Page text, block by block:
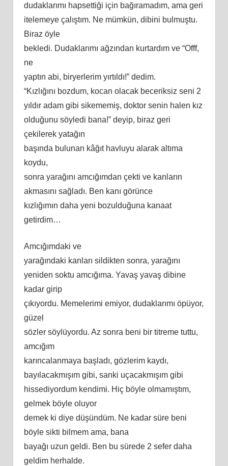
dudaklarımı hapsettiği için bağıramadım, ama geri
itelemeye çalıştım. Ne mümkün, dibini bulmuştu.
Biraz öyle
bekledi. Dudaklarımı ağzından kurtardım ve “Offf,
ne
yaptın abi, biryerlerim yırtıldı!” dedim.
“Kızlığını bozdum, kocan olacak beceriksiz seni 2
yıldır adam gibi sikememiş, doktor senin halen kız
olduğunu söyledi bana!” deyip, biraz geri
çekilerek yatağın
başında bulunan kâğıt havluyu alarak altıma
koydu,
sonra yarağını amcığımdan çekti ve kanların
akmasını sağladı. Ben kanı görünce
kızlığımın daha yeni bozulduğuna kanaat
getirdim…
Amcığımdaki ve
yarağındaki kanları sildikten sonra, yarağını
yeniden soktu amcığıma. Yavaş yavaş dibine
kadar girip
çıkıyordu. Memelerimi emiyor, dudaklarımı öpüyor,
güzel
sözler söylüyordu. Az sonra beni bir titreme tuttu,
amcığım
karıncalanmaya başladı, gözlerim kaydı,
bayılacakmışım gibi, sanki uçacakmışım gibi
hissediyordum kendimi. Hiç böyle olmamıştım,
gelmek böyle oluyor
demek ki diye düşündüm. Ne kadar süre beni
böyle sikti bilmem ama, bana
bayağı uzun geldi. Ben bu sürede 2 sefer daha
geldim herhalde.